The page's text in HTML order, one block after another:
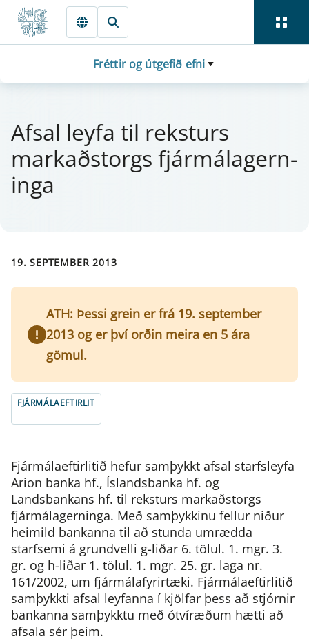
Fara beint í Meginmál
Fréttir og útgefið efni
Afsal ley­fa til rekst­urs
markaðstorgs fjá­r­mála­gern­
inga
19. SEPTEMBER 2013
ATH: Þessi grein er frá 19. september
2013 og er því orðin meira en 5 ára
gömul.
FJÁRMÁLAEFTIRLIT
Fjármálaeftirlitið hefur samþykkt afsal starfsleyfa
Arion banka hf., Íslandsbanka hf. og
Landsbankans hf. til reksturs markaðstorgs
fjármálagerninga. Með samþykkinu fellur niður
heimild bankanna til að stunda umrædda
starfsemi á grundvelli g-liðar 6. tölul. 1. mgr. 3.
gr. og h-liðar 1. tölul. 1. mgr. 25. gr. laga nr.
161/2002, um fjármálafyrirtæki. Fjármálaeftirlitið
samþykkti afsal leyfanna í kjölfar þess að stjórnir
bankanna samþykktu með ótvíræðum hætti að
afsala sér þeim.